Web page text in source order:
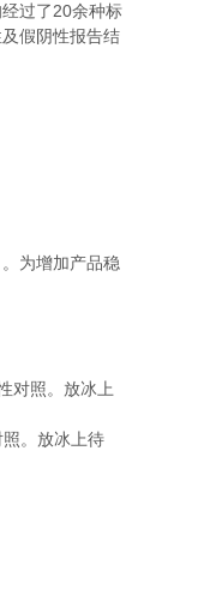
过了 20余种标
假阴性报告结
为增加产品稳
对照。放冰上
照。放冰上待